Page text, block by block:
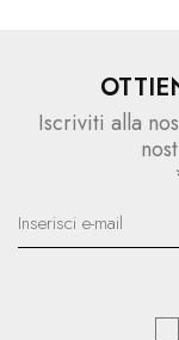
Iscriviti alla